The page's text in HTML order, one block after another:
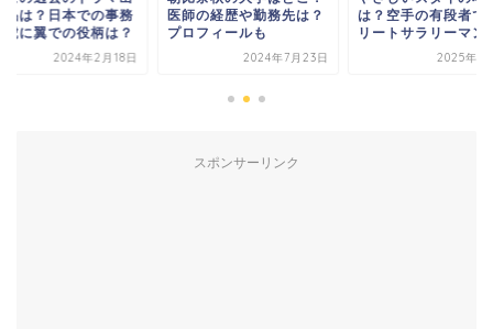
の経歴や勤務先は？
フィールも
2024年7月23日
は？空手の有段者で元エ
リートサラリーマン！
2025年1月16日
演作品は？日本での
所や虎に翼での役柄
2024年2
スポンサーリンク